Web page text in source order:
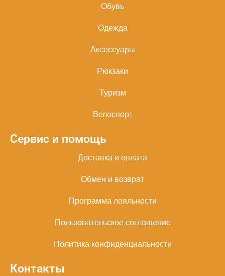
Обувь
Одежда
Аксессуары
Рюкзаки
Туризм
Велоспорт
Сервис и помощь
Доставка и оплата
Обмен и возврат
Программа лояльности
Пользовательское соглашение
Политика конфиденциальности
Контакты